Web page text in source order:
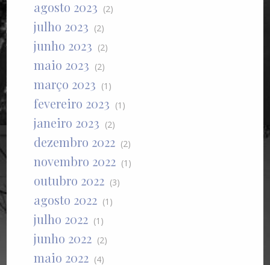
agosto 2023 (2)
julho 2023 (2)
junho 2023 (2)
maio 2023 (2)
março 2023 (1)
fevereiro 2023 (1)
janeiro 2023 (2)
dezembro 2022 (2)
novembro 2022 (1)
outubro 2022 (3)
agosto 2022 (1)
julho 2022 (1)
junho 2022 (2)
maio 2022 (4)